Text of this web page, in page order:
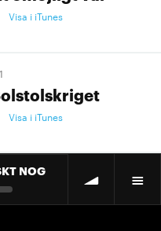
Visa i iTunes
Visa i iTunes
landslag att älska"
NOG